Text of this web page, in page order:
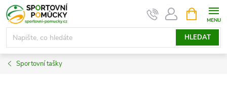
Přejít
na
obsah
HLEDAT
NÁKUPNÍ
KOŠÍK
Sportovní tašky